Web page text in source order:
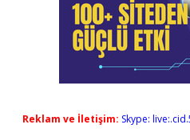
Reklam ve İletişim: Skype: